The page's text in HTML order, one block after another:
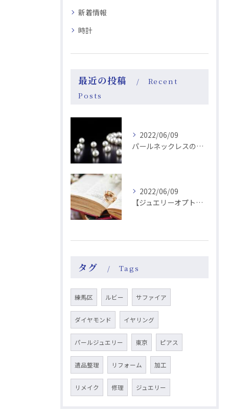
新着情報
時計
最近の投稿
Recent
Posts
2022/06/09
パールネックレスの修理ご依頼
2022/06/09
【ジュエリーオプトン】ホームページをリニューアルしました
タグ Tags
練馬区 ルビー サファイア
ダイヤモンド イヤリング
パールジュエリー 東京 ピアス
遺品整理 リフォーム 加工
リメイク 修理 ジュエリー